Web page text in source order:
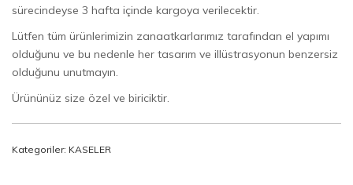
sürecindeyse 3 hafta içinde kargoya verilecektir.
Lütfen tüm ürünlerimizin zanaatkarlarımız tarafından el yapımı
olduğunu ve bu nedenle her tasarım ve illüstrasyonun benzersiz
olduğunu unutmayın.
Ürününüz size özel ve biriciktir.
Kategoriler: KASELER